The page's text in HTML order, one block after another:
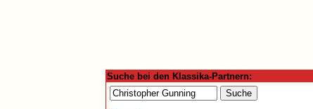
Suche bei den Klassika-Partnern: